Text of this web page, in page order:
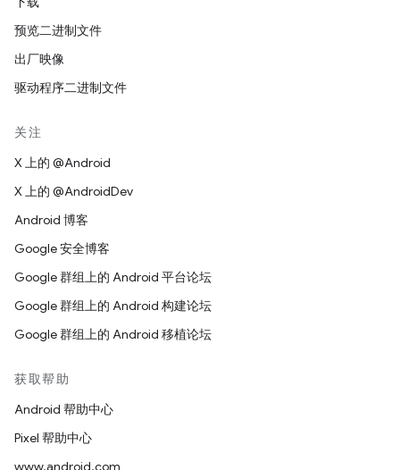
预览二进制文件
出厂映像
驱动程序二进制文件
关注
X 上的 @Android
X 上的 @AndroidDev
Android 博客
Google 安全博客
Google 群组上的 Android 平台论坛
Google 群组上的 Android 构建论坛
Google 群组上的 Android 移植论坛
获取帮助
Android 帮助中心
Pixel 帮助中心
www.android.com